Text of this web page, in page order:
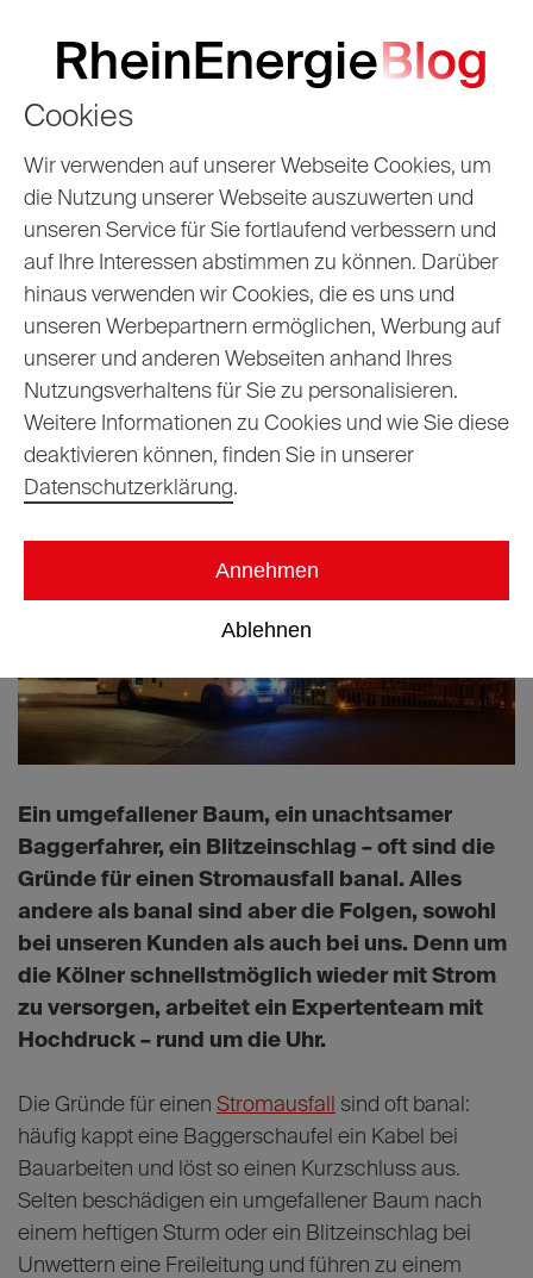
Cookies
Wir verwenden auf unserer Webseite Cookies, um
die Nutzung unserer Webseite auszuwerten und
unseren Service für Sie fortlaufend verbessern und
auf Ihre Interessen abstimmen zu können. Darüber
hinaus verwenden wir Cookies, die es uns und
unseren Werbepartnern ermöglichen, Werbung auf
unserer und anderen Webseiten anhand Ihres
Nutzungsverhaltens für Sie zu personalisieren.
Weitere Informationen zu Cookies und wie Sie diese
deaktivieren können, finden Sie in unserer
Datenschutzerklärung.
Annehmen
Ablehnen
So bringt euch
unser Entstördienst
nach einem
Stromausfall wieder
ans Netz
09.05.2016 Autor
Ein umgefallener Baum, ein unachtsamer
Baggerfahrer, ein Blitzeinschlag – oft sind die
Gründe für einen Stromausfall banal. Alles
andere als banal sind aber die Folgen, sowohl
bei unseren Kunden als auch bei uns. Denn um
die Kölner schnellstmöglich wieder mit Strom
zu versorgen, arbeitet ein Expertenteam mit
Hochdruck – rund um die Uhr.
Die Gründe für einen Stromausfall
sind oft banal:
häufig kappt eine Baggerschaufel ein Kabel bei
Bauarbeiten und löst so einen Kurzschluss aus.
Selten beschädigen ein umgefallener Baum nach
einem heftigen Sturm oder ein Blitzeinschlag bei
Unwettern eine Freileitung und führen zu einem